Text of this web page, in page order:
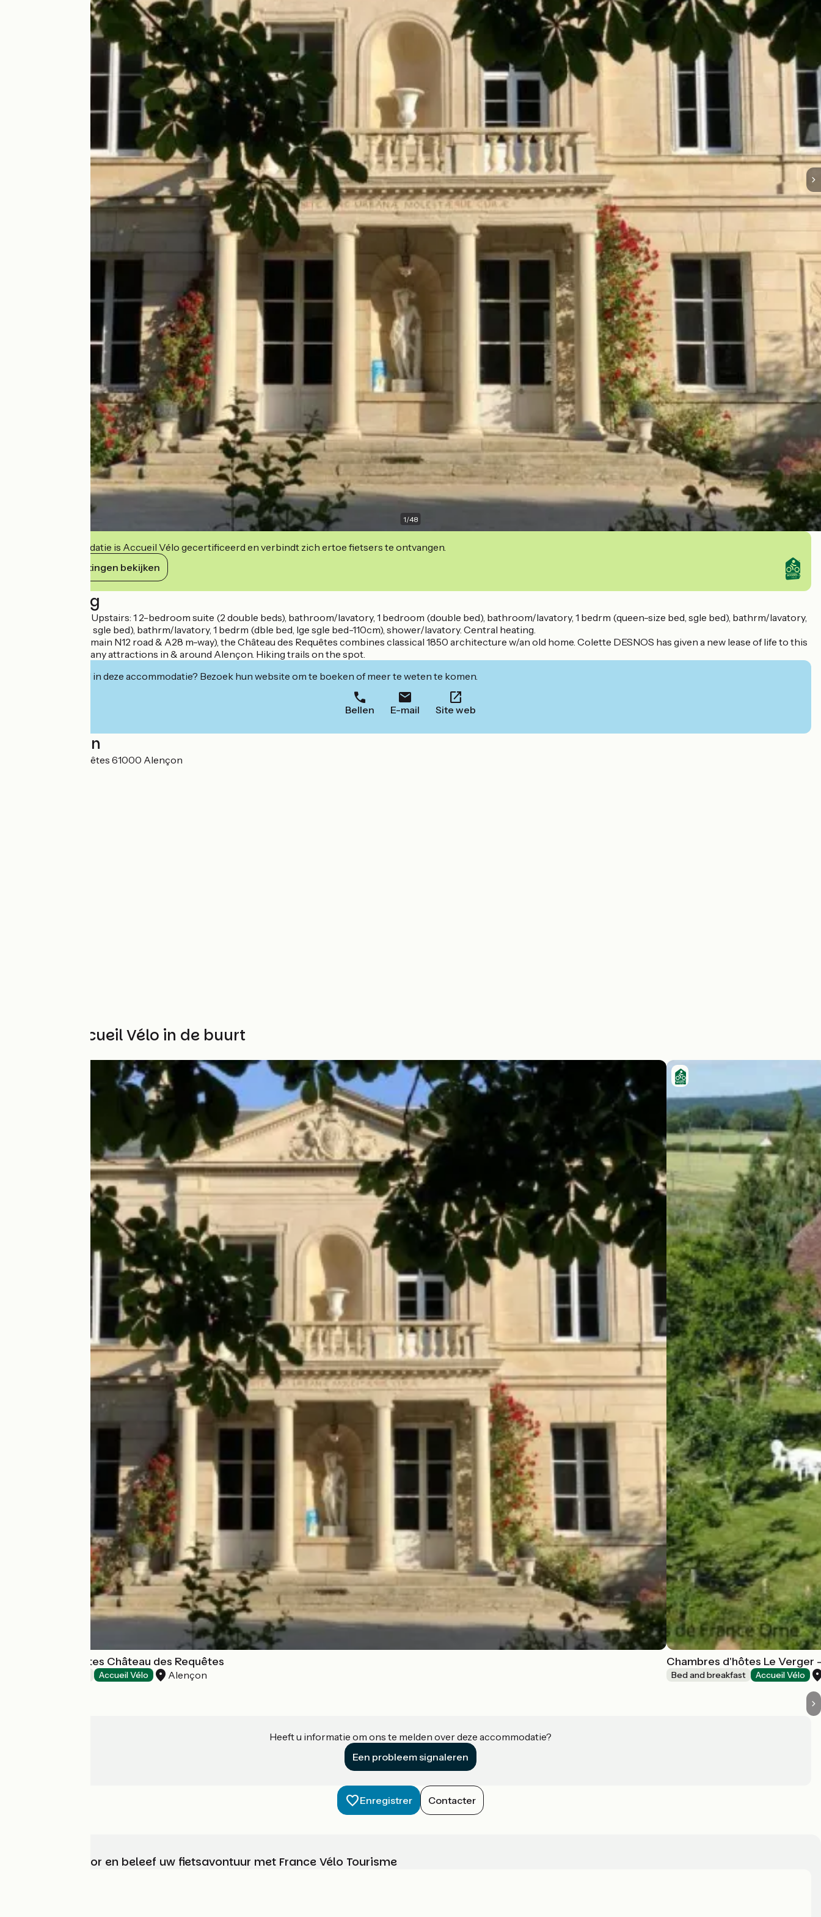
1/48
Deze accommodatie is Accueil Vélo gecertificeerd en verbindt zich ertoe fietsers te ontvangen.
Haar verplichtingen bekijken
Beschrijving
In a small château. Upstairs: 1 2-bedroom suite (2 double beds), bathroom/lavatory, 1 bedroom (double bed), bathroom/lavatory, 1 bedrm (queen-size bed, sgle bed), bathrm/lavatory,
1 bedrm (dble bed, sgle bed), bathrm/lavatory, 1 bedrm (dble bed, lge sgle bed-110cm), shower/lavatory. Central heating.
Near to Alençon (main N12 road & A28 m-way), the Château des Requêtes combines classical 1850 architecture w/an old home. Colette DESNOS has given a new lease of life to this
beautiful abode. Many attractions in & around Alençon. Hiking trails on the spot.
Geïnteresseerd in deze accommodatie? Bezoek hun website om te boeken of meer te weten te komen.
Bellen E-mail Site web
Localisation
Château des Requêtes 61000 Alençon
Andere Accueil Vélo in de buurt
Chambres d'hôtes Château des Requêtes
Accueil Vélo Alençon
Chambres d'hôtes Le Verger
Bed and breakfast Accueil Vélo
Heeft u informatie om ons te melden over deze accommodatie?
Een probleem signaleren
Enregistrer Contacter
Kies, bereid voor en beleef uw fietsavontuur met France Vélo Tourisme